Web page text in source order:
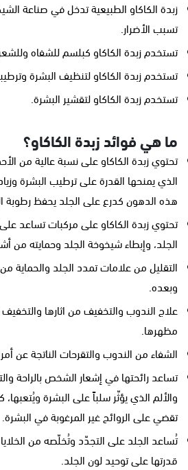
زبدة الكاكاو الطبيعية تدخل في صناعة
تسبب الأضرار.
تستخدم زبدة الكاكاو كبلسم للشفاه
تستخدم زبدة الكاكاو لتنظيف البشرة
تستخدم زبدة الكاكاو لتقشير البشرة.
ما هي فوائد زبدة الكاكاو؟
تحتوي زبدة الكاكاو على نسبة عالية من
الذي يمنحها القدرة على ترطيب البشرة
هذه الدهون كدرع على الجلد يحفظ رطوبة
تحتوي زبدة الكاكاو على مركبات تساعد
الجلد، وإبطاء شيخوخة الجلد وحمايته
التقليل من علامات تمدد الجلد والحماية
وبعده.
علاج الندوب والتخفيف من اثارها
مظهرها.
الشفاء من الندوب والتقرحات الناتجة عن
تساعد رائحتها في إشعار الشخص بالراحة
والألم الذي يؤثّر سلباً على البشرة ويُتعبها،
تقضي على الروائح غير المرغوبة في البشرة.
تُساعد الجلد على التجدّد وتُخلّصه من الخلايا
قدرتها على توحيد لون الجلد.